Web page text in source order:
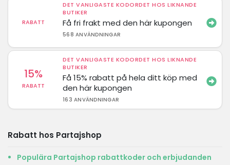
RABATT
DET VANLIGASTE KODORDET HOS LIKNANDE
BUTIKER
Få fri frakt med den här kupongen
568 ANVÄNDNINGAR
15%
RABATT
DET VANLIGASTE KODORDET HOS LIKNANDE
BUTIKER
Få 15% rabatt på hela ditt köp med
den här kupongen
163 ANVÄNDNINGAR
Rabatt hos Partajshop
Populära Partajshop rabattkoder och erbjudanden